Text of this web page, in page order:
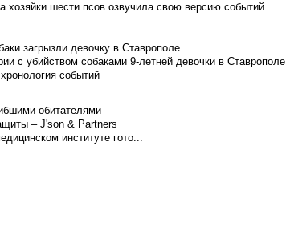
хозяйки шести псов озвучила свою версию событий
загрызли девочку в Ставрополе
с убийством собаками 9-летней девочки в Ставрополе
событий
обитателями
– J'son & Partners
институте гото...